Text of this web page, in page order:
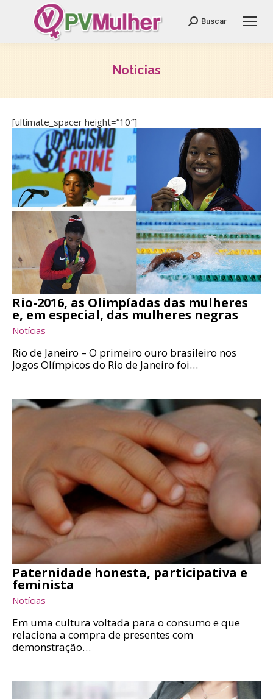
Search:
Buscar
Noticias
[ultimate_spacer height=”10″]
Rio-2016, as Olimpíadas das mulheres
e, em especial, das mulheres negras
Notícias
Rio de Janeiro – O primeiro ouro brasileiro nos
Jogos Olímpicos do Rio de Janeiro foi…
Paternidade honesta, participativa e
feminista
Notícias
Em uma cultura voltada para o consumo e que
relaciona a compra de presentes com
demonstração…